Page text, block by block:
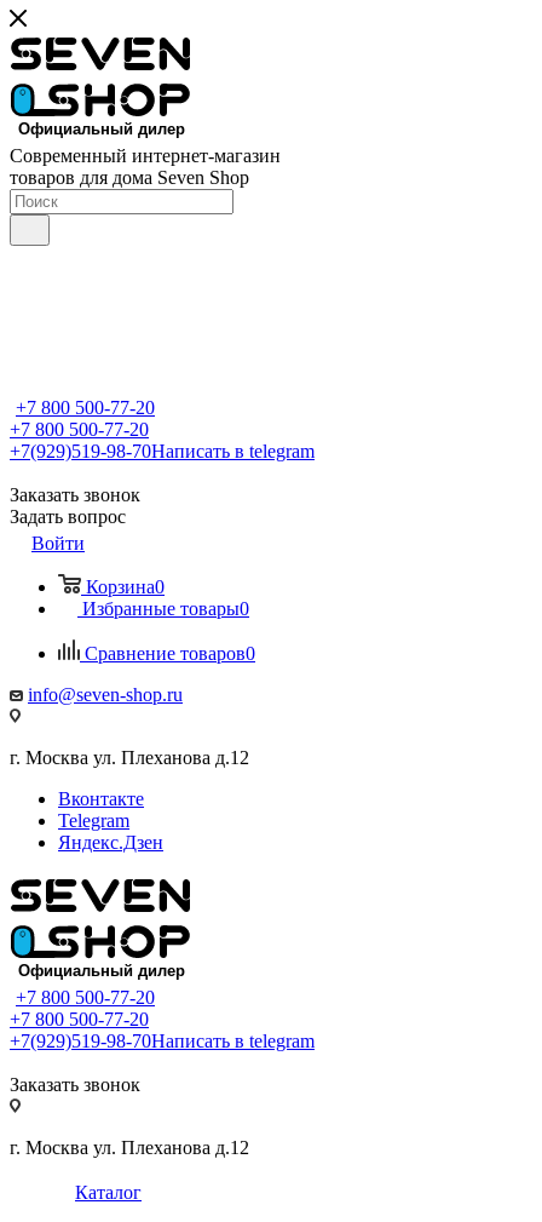
Современный интернет-магазин
товаров для дома Seven Shop
+7 800 500-77-20
+7 800 500-77-20
+7(929)519-98-70Написать в telegram
Заказать звонок
Задать вопрос
Войти
Корзина0
Избранные товары0
Сравнение товаров0
info@seven-shop.ru
г. Москва ул. Плеханова д.12
Вконтакте
Telegram
Яндекс.Дзен
+7 800 500-77-20
+7 800 500-77-20
+7(929)519-98-70Написать в telegram
Заказать звонок
г. Москва ул. Плеханова д.12
Каталог